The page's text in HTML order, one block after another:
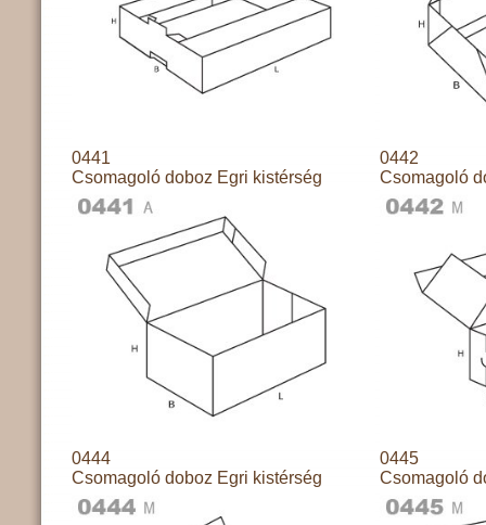
0441
Csomagoló doboz Egri kistérség
0442
Csomagoló
0444
Csomagoló doboz Egri kistérség
0445
Csomagoló